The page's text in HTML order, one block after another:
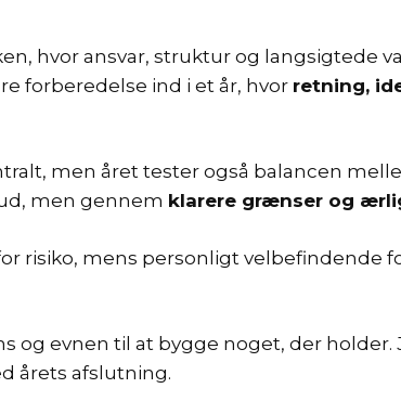
hvor ansvar, struktur og langsigtede
forberedelse ind i et år, hvor retning,
men året tester også balancen
men gennem klarere grænser og
risiko, mens personligt velbefindende
og evnen til at bygge noget, der holder.
årets afslutning.